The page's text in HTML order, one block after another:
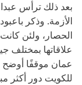
بعد ذلك ترأس
الأزمة. وذكر
الحصار، ولئن
علاقاتها بمختلف
عمان موقفًا أوضح
للكويت دور أكثر